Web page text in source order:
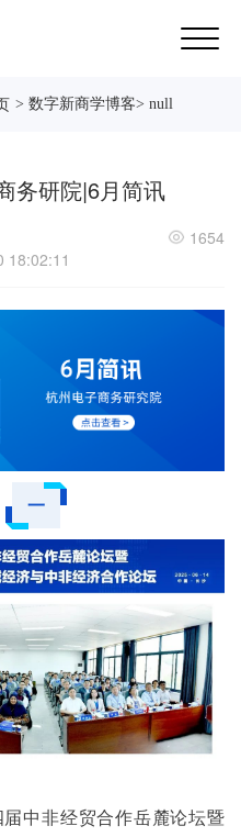
> 数字新商学博客> null
务研院|6月简讯
18:02:11
1654
一
中非经贸合作岳麓论坛暨